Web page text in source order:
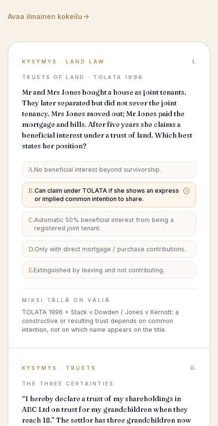
Avaa ilmainen kokeilu
KYSYMYS ·LAND LAW i.
TRUSTS OF LAND · TOLATA 1996
Mr and Mrs Jones bought a house as joint tenants.
They later separated but did not sever the joint
tenancy. Mrs Jones moved out; Mr Jones paid the
mortgage and bills. After five years she claims a
beneficial interest under a trust of land. Which best
states her position?
A.No beneficial interest beyond survivorship.
B.Can claim under TOLATA if she shows an express
or implied common intention to share.
C.Automatic 50% beneficial interest from being a
registered joint tenant.
D.Only with direct mortgage / purchase contributions.
E.Extinguished by leaving and not contributing.
MIKSI TÄLLÄ ON VÄLIÄ
TOLATA 1996 + Stack v Dowden / Jones v Kernott: a
constructive or resulting trust depends on common
intention, not on which name appears on the title.
KYSYMYS · TRUSTS ii.
THE THREE CERTAINTIES
“I hereby declare a trust of my shareholdings in
ABC Ltd on trust for my grandchildren when they
reach 18.” The settlor has three grandchildren now